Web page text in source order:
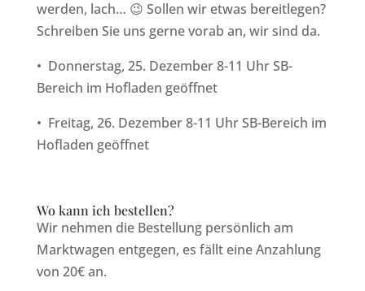
werden, lach… 😉 Sollen wir etwas bereitlegen?
Schreiben Sie uns gerne vorab an, wir sind da.
• Donnerstag, 25. Dezember 8-11 Uhr SB-
Bereich im Hofladen geöffnet
• Freitag, 26. Dezember 8-11 Uhr SB-Bereich im
Hofladen geöffnet
Wo kann ich bestellen?
Wir nehmen die Bestellung persönlich am
Marktwagen entgegen, es fällt eine Anzahlung
von 20€ an.